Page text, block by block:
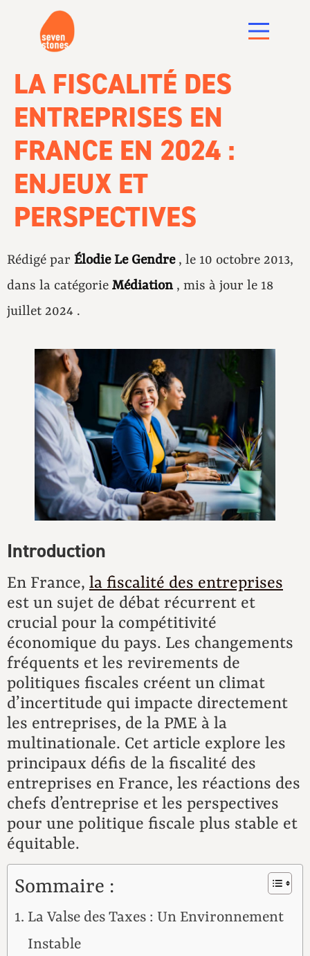
LA FISCALITÉ DES
ENTREPRISES EN
FRANCE EN 2024 :
ENJEUX ET
PERSPECTIVES
Rédigé par Élodie Le Gendre , le 10 octobre 2013,
dans la catégorie Médiation, mis à jour le 18
juillet 2024 .
Introduction
En France, la fiscalité des entreprises
est un sujet de débat récurrent et
crucial pour la compétitivité
économique du pays. Les changements
fréquents et les revirements de
politiques fiscales créent un climat
d’incertitude qui impacte directement
les entreprises, de la PME à la
multinationale. Cet article explore les
principaux défis de la fiscalité des
entreprises en France, les réactions des
chefs d’entreprise et les perspectives
pour une politique fiscale plus stable et
équitable.
Sommaire :
La Valse des Taxes : Un Environnement
Instable